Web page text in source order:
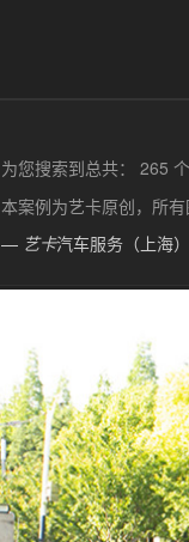
为您搜索到总共： 265
本案例为艺卡原创，所
艺卡汽车服务（上海